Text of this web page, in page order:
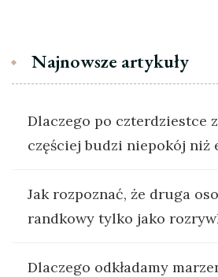
Najnowsze artykuły
Dlaczego po czterdziestce
częściej budzi niepokój niż
Jak rozpoznać, że druga
randkowy tylko jako
Dlaczego odkładamy